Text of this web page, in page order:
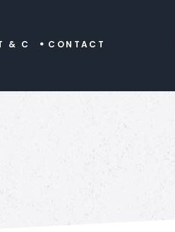
& C CONTACT